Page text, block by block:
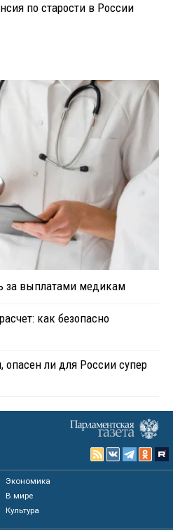
по старости в России
за выплатами медикам
как безопасно
ли для России супер
Экономика
В мире
Культура